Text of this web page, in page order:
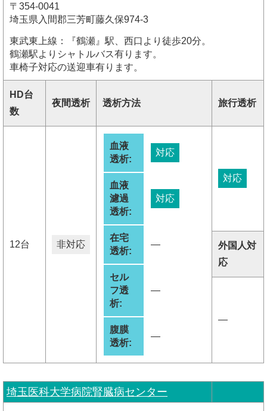
〒354-0041
埼玉県入間郡三芳町藤久保974-3
東武東上線：『鶴瀬』駅、西口より徒歩20分。
鶴瀬駅よりシャトルバス有ります。
車椅子対応の送迎車有ります。
HD台
数
夜間透析 透析方法 旅行透析
12台 非対応
血液
透析:
対応
血液
濾過
透析:
対応
在宅
透析:
―
セル
フ透
析:
―
腹膜
透析:
―
対応
外国人対
応
―
埼玉医科大学病院腎臓病センター